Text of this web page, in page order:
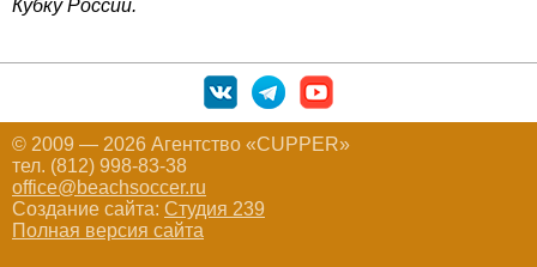
Кубку России.
© 2009 — 2026 Агентство «CUPPER»
тел. (812) 998-83-38
office@beachsoccer.ru
Создание сайта: Студия 239
Полная версия сайта